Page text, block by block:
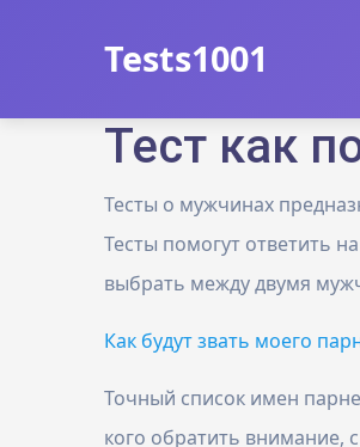
Tests1001
Тест как
Тесты о мужчинах
Тесты помогут ответить
выбрать между двумя
Как будут звать моего
Точный список имен
кого обратить внимание,